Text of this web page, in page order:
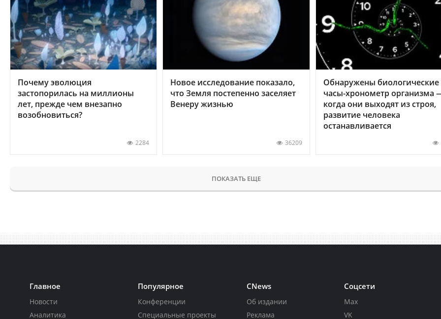
Почему эволюция
застопорилась на миллионы
лет, прежде чем внезапно
возобновиться?
2284
Новое исследование показало,
что Земля постепенно заселяет
Венеру жизнью
36209
Обнаружены биологические
часы-хронометр организма
когда они выходят из строя,
развитие человека
останавливается
ПОКАЗАТЬ ЕЩЕ
Главное
Новости
Аналитика
Популярное
Конференции
Специальные проекты
CNews
Об издании
Реклама
Соцсети
Max
VK